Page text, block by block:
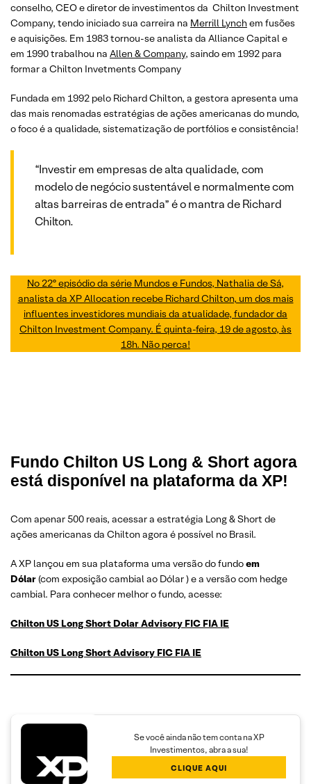
conselho, CEO e diretor de investimentos da Chilton Investment
Company, tendo iniciado sua carreira na Merrill Lynch em fusões
e aquisições. Em 1983 tornou-se analista da Alliance Capital e
em 1990 trabalhou na Allen & Company, saindo em 1992 para
formar a Chilton Invetments Company
Fundada em 1992 pelo Richard Chilton, a gestora apresenta uma
das mais renomadas estratégias de ações americanas do mundo,
o foco é a qualidade, sistematização de portfólios e consistência!
“Investir em empresas de alta qualidade, com
modelo de negócio sustentável e normalmente com
altas barreiras de entrada” é o mantra de Richard
Chilton.
No 22º episódio da série Mundos e Fundos, Nathalia de Sá,
analista da XP Allocation recebe Richard Chilton, um dos mais
influentes investidores mundiais da atualidade, fundador da
Chilton Investment Company. É quinta-feira, 19 de agosto, às
18h. Não perca!
Fundo Chilton US Long & Short agora
está disponível na plataforma da XP!
Com apenar 500 reais, acessar a estratégia Long & Short de
ações americanas da Chilton agora é possível no Brasil.
A XP lançou em sua plataforma uma versão do fundoem
Dólar(com exposição cambial ao Dólar ) e a versão com hedge
cambial. Para conhecer melhor o fundo, acesse:
Chilton US Long Short Dolar Advisory FIC FIA IE
Chilton US Long Short Advisory FIC FIA IE
Se você ainda não tem conta na XP
Investimentos, abra a sua!
CLIQUE AQUI